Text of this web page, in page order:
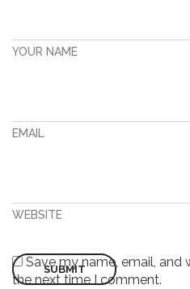
YOUR NAME
EMAIL
WEBSITE
Save my name, email, and
the next time I comment.